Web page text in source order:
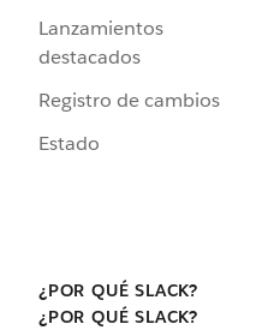
Lanzamientos
destacados
Registro de cambios
Estado
¿POR QUÉ SLACK?
¿POR QUÉ SLACK?